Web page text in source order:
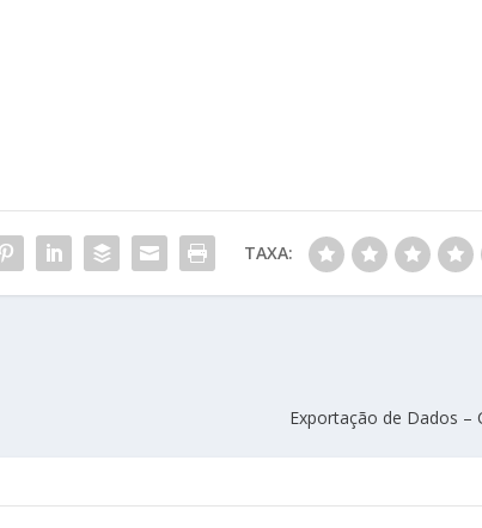
TAXA:
Exportação de Dados –